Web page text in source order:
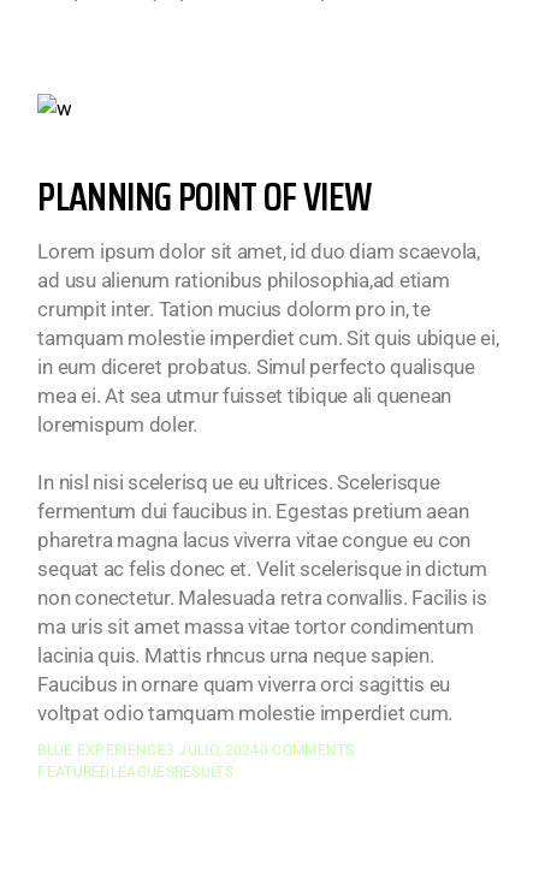
PLANNING POINT OF VIEW
Lorem ipsum dolor sit amet, id duo diam scaevola,
ad usu alienum rationibus philosophia,ad etiam
crumpit inter. Tation mucius dolorm pro in, te
tamquam molestie imperdiet cum. Sit quis ubique ei,
in eum diceret probatus. Simul perfecto qualisque
mea ei. At sea utmur fuisset tibique ali quenean
loremispum doler.
In nisl nisi scelerisq ue eu ultrices. Scelerisque
fermentum dui faucibus in. Egestas pretium aean
pharetra magna lacus viverra vitae congue eu con
sequat ac felis donec et. Velit scelerisque in dictum
non conectetur. Malesuada retra convallis. Facilis is
ma uris sit amet massa vitae tortor condimentum
lacinia quis. Mattis rhncus urna neque sapien.
Faucibus in ornare quam viverra orci sagittis eu
voltpat odio tamquam molestie imperdiet cum.
BLUE EXPERIENCE3 JULIO, 20240 COMMENTS
FEATURED LEAGUESRESULTS